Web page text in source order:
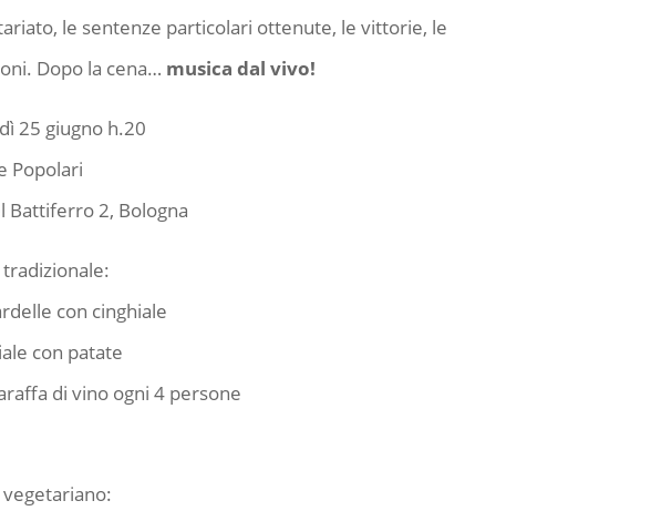
le sentenze particolari ottenute, le vittorie, le
Dopo la cena… musica dal vivo!
25 giugno h.20
Popolari
Battiferro 2, Bologna
con cinghiale
con patate
di vino ogni 4 persone